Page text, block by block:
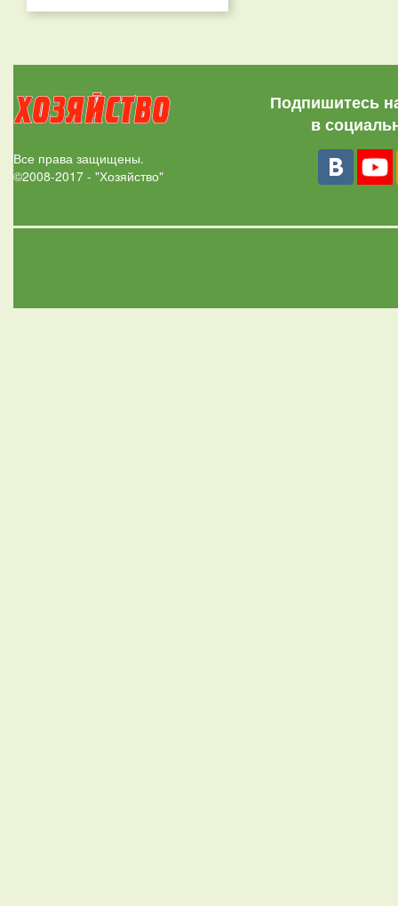
Все права защищены.
©2008-2017 - "Хозяйство"
Подпишитесь
в